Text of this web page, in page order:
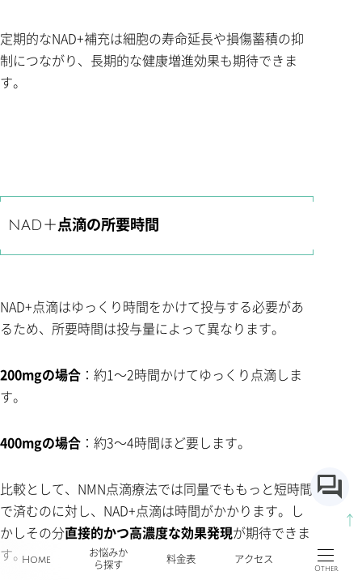
Home
お悩みか
ら探す
料金表 アクセス
Other
定期的なNAD+補充は細胞の寿命延長や損傷蓄積の抑
制につながり、長期的な健康増進効果も期待できま
す。
NAD＋点滴の所要時間
NAD+点滴はゆっくり時間をかけて投与する必要があ
るため、所要時間は投与量によって異なります。
200mgの場合 ：約1～2時間かけてゆっくり点滴しま
す。
400mgの場合 ：約3～4時間ほど要します。
比較として、NMN点滴療法では同量でももっと短時間
で済むのに対し、NAD+点滴は時間がかかります。し
かしその分直接的かつ高濃度な効果発現が期待できま
す。
↑